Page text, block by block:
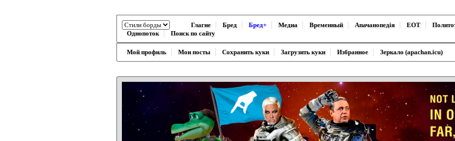
Глагне Бред Бред+ Медиа Временный Апачанопедiя ЕОТ
Однопоток
Поиск по сайту
Мой профиль Мои посты Сохранить куки Загрузить куки Избранное Зеркало (apachan.icu)